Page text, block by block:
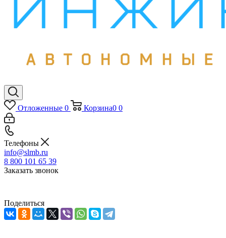
Отложенные 0 Корзина0 0
Телефоны
info@slmb.ru
8 800 101 65 39
Заказать звонок
Поделиться